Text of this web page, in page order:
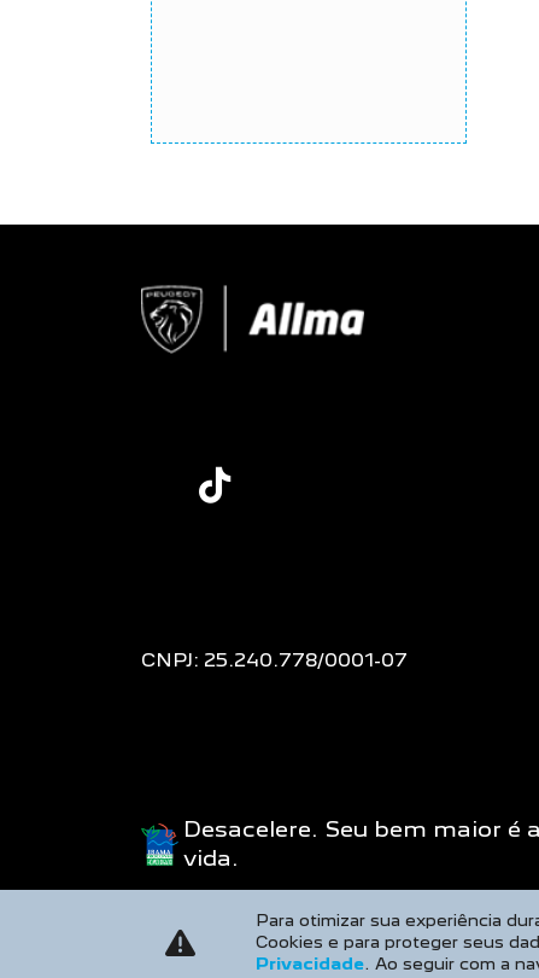
CNPJ: 25.240.778/0001-07
Desacelere. Seu bem maior é a
vida.
Para otimizar sua experiência
Cookies e para proteger seus
Privacidade. Ao seguir com a